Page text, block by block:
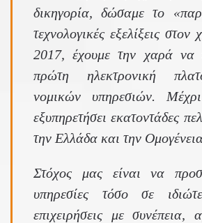
δικηγορία, δώσαμε το
τεχνολογικές εξελίξεις
2017, έχουμε την χαρά να
πρώτη ηλεκτρονική
νομικών υπηρεσιών.
εξυπηρετήσει εκατοντάδες
την Ελλάδα και την
Στόχος μας είναι να
υπηρεσίες τόσο σε
επιχειρήσεις με συνέπεια,